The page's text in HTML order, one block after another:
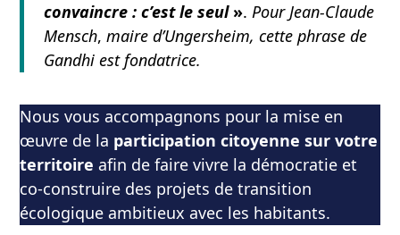
convaincre : c’est le seul». PourJean-Claude
Mensch, maire d’Ungersheim, cette phrase de
Gandhi est fondatrice.
Nous vous accompagnons pour la mise en
œuvre de la participation citoyenne sur votre
territoire afin de faire vivre la démocratie et
co-construire des projets de transition
écologique ambitieux avec les habitants.